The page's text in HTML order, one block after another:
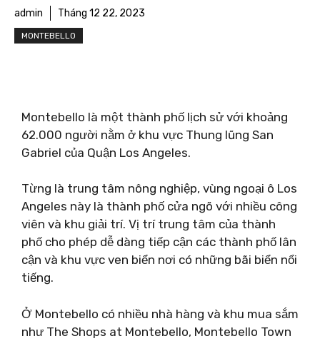
admin Tháng 12 22, 2023
MONTEBELLO
Montebello là một thành phố lịch sử với khoảng
62.000 người nằm ở khu vực Thung lũng San
Gabriel của Quận Los Angeles.
Từng là trung tâm nông nghiệp, vùng ngoại ô Los
Angeles này là thành phố cửa ngõ với nhiều công
viên và khu giải trí. Vị trí trung tâm của thành
phố cho phép dễ dàng tiếp cận các thành phố lân
cận và khu vực ven biển nơi có những bãi biển nổi
tiếng.
Ở Montebello có nhiều nhà hàng và khu mua sắm
như The Shops at Montebello, Montebello Town